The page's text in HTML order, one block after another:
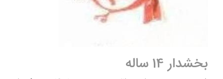
بخشدار 14 ساله